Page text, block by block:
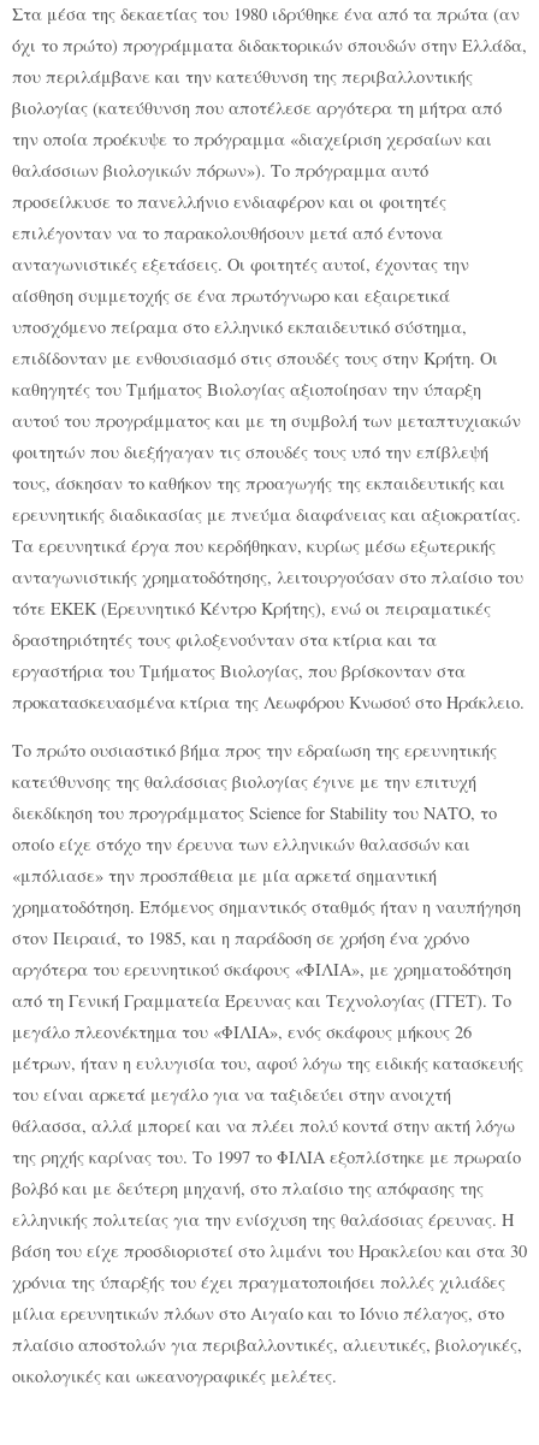
Στα μέσα της δεκαετίας του 1980 ιδρύθηκε ένα από τα πρώτα (αν
όχι το πρώτο) προγράμματα διδακτορικών σπουδών στην Ελλάδα,
που περιλάμβανε και την κατεύθυνση της περιβαλλοντικής
βιολογίας (κατεύθυνση που αποτέλεσε αργότερα τη μήτρα από
την οποία προέκυψε το πρόγραμμα «διαχείριση χερσαίων και
θαλάσσιων βιολογικών πόρων»). Το πρόγραμμα αυτό
προσείλκυσε το πανελλήνιο ενδιαφέρον και οι φοιτητές
επιλέγονταν να το παρακολουθήσουν μετά από έντονα
ανταγωνιστικές εξετάσεις. Οι φοιτητές αυτοί, έχοντας την
αίσθηση συμμετοχής σε ένα πρωτόγνωρο και εξαιρετικά
υποσχόμενο πείραμα στο ελληνικό εκπαιδευτικό σύστημα,
επιδίδονταν με ενθουσιασμό στις σπουδές τους στην Κρήτη. Οι
καθηγητές του Τμήματος Βιολογίας αξιοποίησαν την ύπαρξη
αυτού του προγράμματος και με τη συμβολή των μεταπτυχιακών
φοιτητών που διεξήγαγαν τις σπουδές τους υπό την επίβλεψή
τους, άσκησαν το καθήκον της προαγωγής της εκπαιδευτικής και
ερευνητικής διαδικασίας με πνεύμα διαφάνειας και αξιοκρατίας.
Τα ερευνητικά έργα που κερδήθηκαν, κυρίως μέσω εξωτερικής
ανταγωνιστικής χρηματοδότησης, λειτουργούσαν στο πλαίσιο του
τότε ΕΚΕΚ (Ερευνητικό Κέντρο Κρήτης), ενώ οι πειραματικές
δραστηριότητές τους φιλοξενούνταν στα κτίρια και τα
εργαστήρια του Τμήματος Βιολογίας, που βρίσκονταν στα
προκατασκευασμένα κτίρια της Λεωφόρου Κνωσού στο Ηράκλειο.
Το πρώτο ουσιαστικό βήμα προς την εδραίωση της ερευνητικής
κατεύθυνσης της θαλάσσιας βιολογίας έγινε με την επιτυχή
διεκδίκηση του προγράμματος Science for Stability του ΝΑΤΟ, το
οποίο είχε στόχο την έρευνα των ελληνικών θαλασσών και
«μπόλιασε» την προσπάθεια με μία αρκετά σημαντική
χρηματοδότηση. Επόμενος σημαντικός σταθμός ήταν η ναυπήγηση
στον Πειραιά, το 1985, και η παράδοση σε χρήση ένα χρόνο
αργότερα του ερευνητικού σκάφους «ΦΙΛΙΑ», με χρηματοδότηση
από τη Γενική Γραμματεία Έρευνας και Τεχνολογίας (ΓΓΕΤ). Το
μεγάλο πλεονέκτημα του «ΦΙΛΙΑ», ενός σκάφους μήκους 26
μέτρων, ήταν η ευλυγισία του, αφού λόγω της ειδικής κατασκευής
του είναι αρκετά μεγάλο για να ταξιδεύει στην ανοιχτή
θάλασσα, αλλά μπορεί και να πλέει πολύ κοντά στην ακτή λόγω
της ρηχής καρίνας του. Το 1997 το ΦΙΛΙΑ εξοπλίστηκε με πρωραίο
βολβό και με δεύτερη μηχανή, στο πλαίσιο της απόφασης της
ελληνικής πολιτείας για την ενίσχυση της θαλάσσιας έρευνας. Η
βάση του είχε προσδιοριστεί στο λιμάνι του Ηρακλείου και στα 30
χρόνια της ύπαρξής του έχει πραγματοποιήσει πολλές χιλιάδες
μίλια ερευνητικών πλόων στο Αιγαίο και το Ιόνιο πέλαγος, στο
πλαίσιο αποστολών για περιβαλλοντικές, αλιευτικές, βιολογικές,
οικολογικές και ωκεανογραφικές μελέτες.